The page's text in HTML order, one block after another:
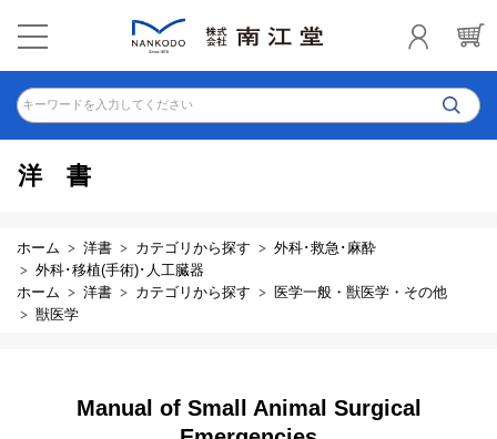
キーワードを入力してください
洋書
ホーム 洋書 カテゴリから探す
外科･救急･麻酔
外科･移植(手術)･人工臓器
ホーム
洋書 カテゴリから探す
医学一般・獣医学・その他
獣医学
Manual of Small Animal Surgical